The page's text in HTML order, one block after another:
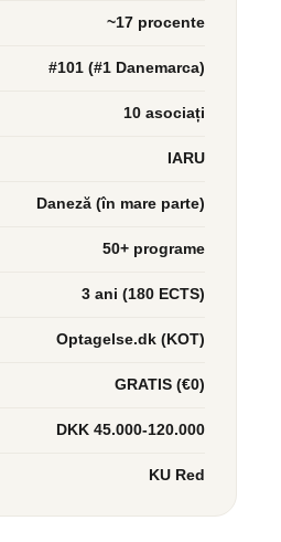
~17 procente
#101 (#1 Danemarca)
10 asociați
IARU
Daneză (în mare parte)
50+ programe
3 ani (180 ECTS)
Optagelse.dk (KOT)
GRATIS (€0)
DKK 45.000-120.000
KU Red